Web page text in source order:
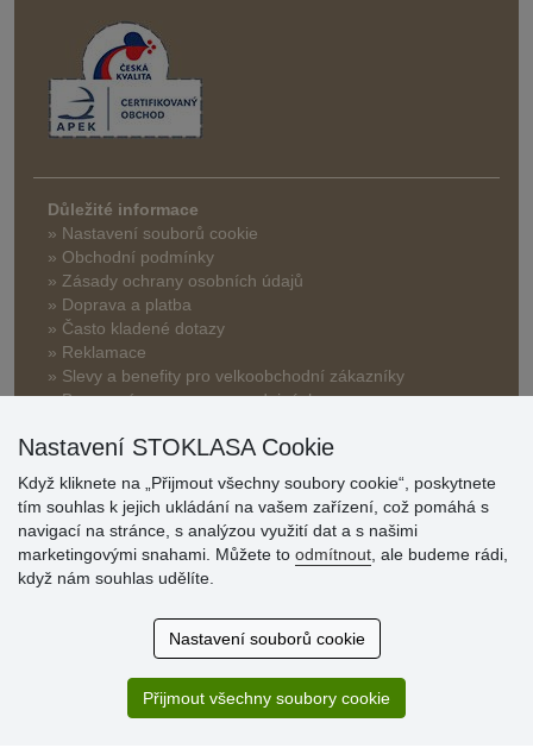
Důležité informace
» Nastavení souborů cookie
» Obchodní podmínky
» Zásady ochrany osobních údajů
» Doprava a platba
» Často kladené dotazy
» Reklamace
» Slevy a benefity pro velkoobchodní zákazníky
» Bonusový program na prodejnách
Hodnocení
Nastavení STOKLASA Cookie
Když kliknete na „Přijmout všechny soubory cookie“, poskytnete
tím souhlas k jejich ukládání na vašem zařízení, což pomáhá s
navigací na stránce, s analýzou využití dat a s našimi
marketingovými snahami. Můžete to odmítnout , ale budeme rádi,
když nám souhlas udělíte.
Nastavení souborů cookie
Přijmout všechny soubory cookie